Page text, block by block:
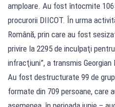
amploare. Au fost întocmite
procurorii DIICOT. În urma
Română, prin care au fost
privire la 2295 de inculpaţi
infracţiuni”, a transmis Georgian
Au fost destructurate 99 de
formate din 709 persoane, care